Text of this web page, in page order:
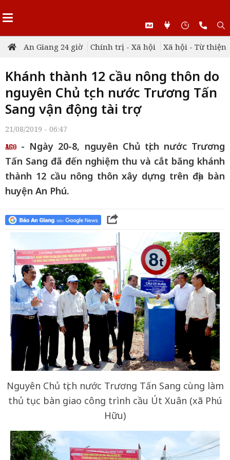
An Giang 24 giờ Chính trị - Xã hội Xã hội - Từ thiện
Khánh thành 12 cầu nông thôn do
nguyên Chủ tịch nước Trương Tấn
Sang vận động tài trợ
21/08/2019 - 06:47
- Ngày 20-8, nguyên Chủ tịch nước Trương
Tấn Sang đã đến nghiệm thu và cắt băng khánh
thành 12 cầu nông thôn xây dựng trên địa bàn
huyện An Phú.
Nguyên Chủ tịch nước Trương Tấn Sang cùng làm
thủ tục bàn giao công trình cầu Út Xuân (xã Phú
Hữu)